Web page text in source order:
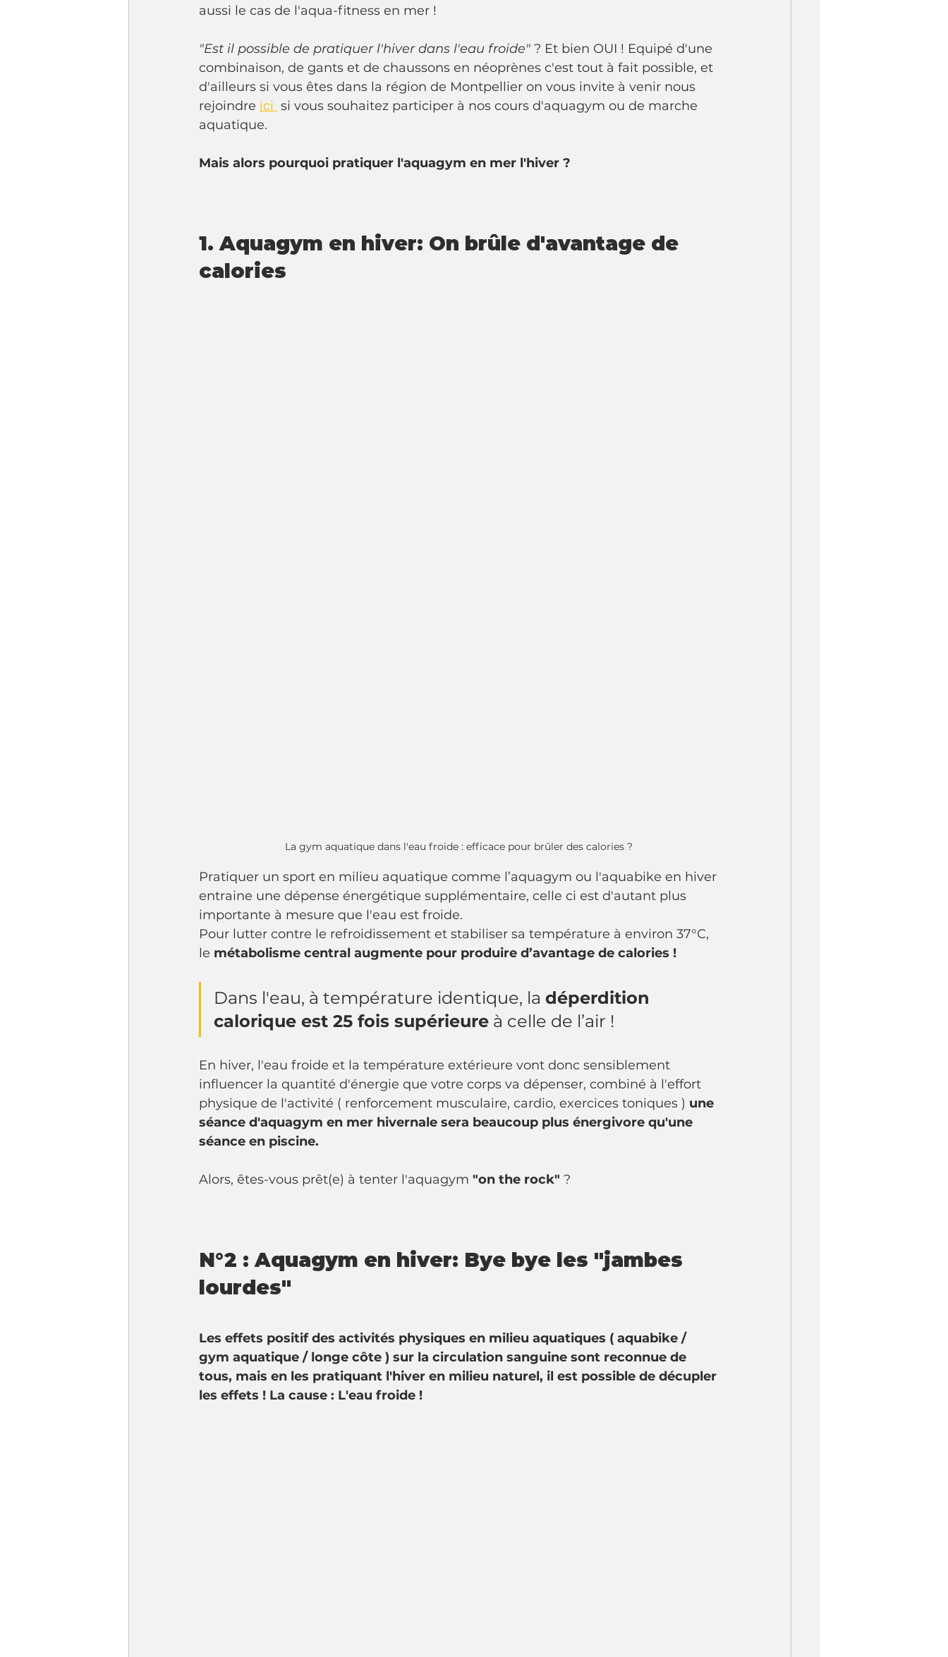
aussi le cas de l'aqua-fitness en mer !
"Est il possible de pratiquer l'hiver dans l'eau froide" ? Et bien OUI ! Equipé d'une
combinaison, de gants et de chaussons en néoprènes c'est tout à fait possible, et
d'ailleurs si vous êtes dans la région de Montpellier on vous invite à venir nous
rejoindre ici si vous souhaitez participer à nos cours d'aquagym ou de marche
aquatique.
Mais alors pourquoi pratiquer l'aquagym en mer l'hiver ?
1. Aquagym en hiver: On brûle d'avantage de
calories
La gym aquatique dans l'eau froide : efficace pour brûler des calories ?
Pratiquer un sport en milieu aquatique comme l’aquagym ou l'aquabike en hiver
entraine une dépense énergétique supplémentaire, celle ci est d'autant plus
importante à mesure que l'eau est froide.
Pour lutter contre le refroidissement et stabiliser sa température à environ 37°C,
le métabolisme central augmente pour produire d’avantage de calories !
Dans l'eau, à température identique, la déperdition
calorique est 25 fois supérieure à celle de l’air !
En hiver, l'eau froide et la température extérieure vont donc sensiblement
influencer la quantité d'énergie que votre corps va dépenser, combiné à l'effort
physique de l'activité ( renforcement musculaire, cardio, exercices toniques ) une
séance d'aquagym en mer hivernale sera beaucoup plus énergivore qu'une
séance en piscine.
Alors, êtes-vous prêt(e) à tenter l'aquagym "on the rock" ?
N°2 : Aquagym en hiver: Bye bye les "jambes
lourdes"
Les effets positif des activités physiques en milieu aquatiques ( aquabike /
gym aquatique / longe côte ) sur la circulation sanguine sont reconnue de
tous, mais en les pratiquant l'hiver en milieu naturel, il est possible de décupler
les effets ! La cause : L'eau froide !